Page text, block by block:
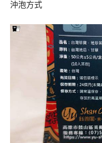
沖泡方式